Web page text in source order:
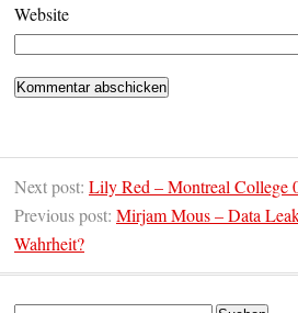
Website
Next post: Lily Red – Montreal College
Previous post: Mirjam Mous – Data
Wahrheit?